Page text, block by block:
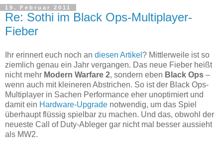
19. Februar 2011
Re: Sothi im Black Ops-Multiplayer-
Fieber
Ihr erinnert euch noch an diesen Artikel ? Mittlerweile ist so
ziemlich genau ein Jahr vergangen. Das neue Fieber heißt
nicht mehr Modern Warfare 2, sondern eben Black Ops –
wenn auch mit kleineren Abstrichen. So ist der Black Ops-
Multiplayer in Sachen Performance eher unoptimiert und
damit ein Hardware-Upgrade notwendig, um das Spiel
überhaupt flüssig spielbar zu machen. Und das, obwohl der
neueste Call of Duty-Ableger gar nicht mal besser aussieht
als MW2.